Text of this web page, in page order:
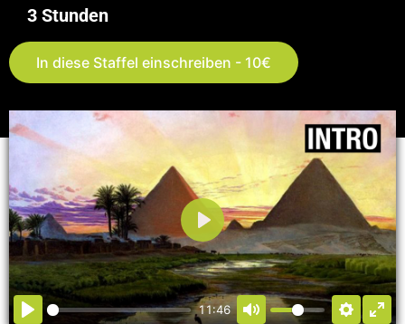
3 Stunden
In diese Staffel einschreiben - 10€
11:46
Abspielen